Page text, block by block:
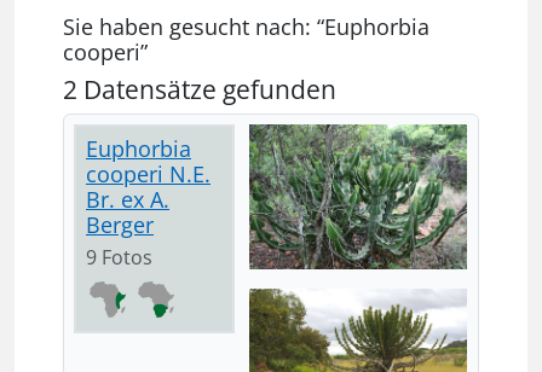
Sie haben gesucht nach: “Euphorbia
cooperi”
2 Datensätze gefunden
Euphorbia
cooperi N.E.
Br. ex A.
Berger
9 Fotos